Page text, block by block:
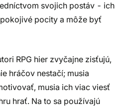
svojich postáv - ich
pocity a môže byť
RPG hier zvyčajne zisťujú,
hráčov nestačí; musia
musia ich viac viesť
hrať. Na to sa používajú